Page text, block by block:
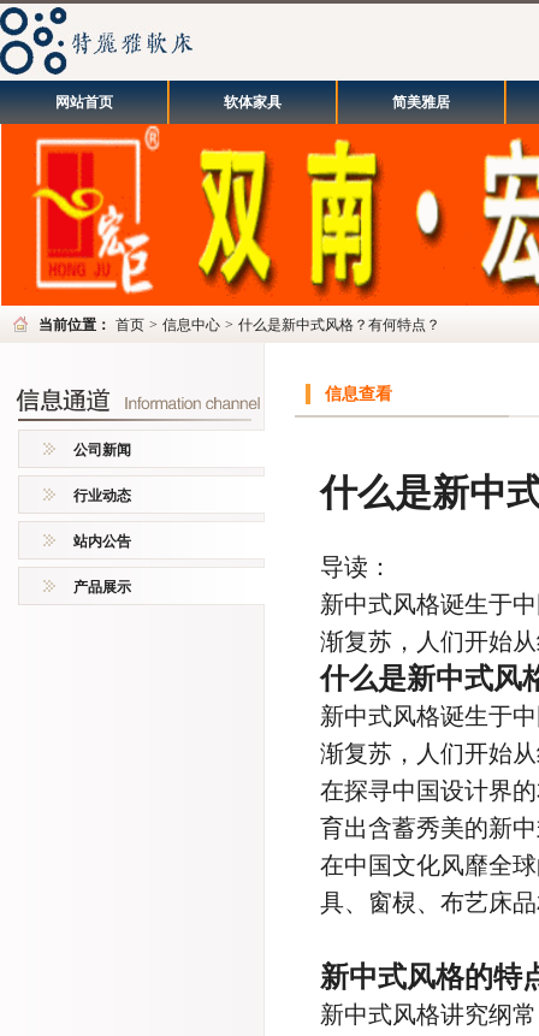
网站首页 软体家具 简美雅居
当前位置： 首页 > 信息中心 > 什么是新中式风格？有何特点？
公司新闻
行业动态
站内公告
产品展示
信息查看
什么是新中
导读：
新中式风格诞生于
渐复苏，人们开始
什么是新中式风
新中式风格诞生于
渐复苏，人们开始
在探寻中国设计界
育出含蓄秀美的新
在中国文化风靡全
具、窗棂、布艺床
新中式风格的特
新中式风格讲究纲